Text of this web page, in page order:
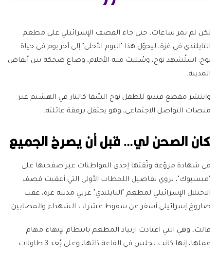
لكن لم تمر ساعات، حتى جاء القصف الإسرائيلي على مطعم
التايلندي في غزة، ليحوّل هذا "اليوم الأحلى" إلى آخر يوم في حياة
نوح. استُشهد نوح، وسُلبت منه الأحلام، وضاع ضحكه بين أنقاض
المدينة.
وانتشر مقطع فيديو للطفل نوح السّقا كالنار في الهشيم عبر
منصات التواصل الاجتماعي، وهو يحتفل برفقة عائلته.
كان الصحن لي… قبل أن يصرخ الجميع
في شهادة مروّعة وثّقتها إحدى المواطنات عبر صفحتها على
"فيسبوك"، تروي تفاصيل اللحظات الأولى التي أعقبت قصف
الاحتلال الإسرائيلي لمطعم "التايلندي" غربي مدينة غزة، عقب
صاروخ إسرائيلي أسفر عن سقوط عشرات الشهداء والمصابين.
قالت، وهي التي اعتادت ارتياد المطعم بانتظام لإنهاء مهام
عملها، إنها كانت تجلس في القاعة ذاتها، وعلى بُعد 3 طاولات